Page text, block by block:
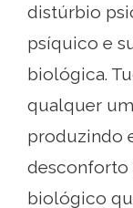
distúrbio
psíquico e
biológica.
qualquer
produzindo
biológico